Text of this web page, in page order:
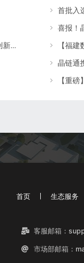
喜报！
晶链通蝉联福建 “未来独角兽”：以农业数字化领航，谱创新时代华章
首页 生态服务
客服邮箱：
市场部邮箱：